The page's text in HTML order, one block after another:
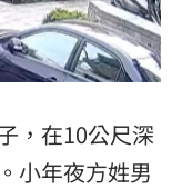
，在10公尺深
小年夜方姓男